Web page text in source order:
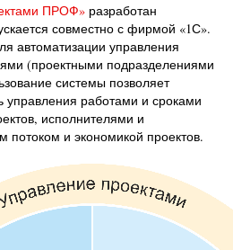
ПРОФ» разработан
совместно с фирмой «1С».
автоматизации управления
(проектными подразделениями
системы позволяет
управления работами и сроками
исполнителями и
и экономикой проектов.